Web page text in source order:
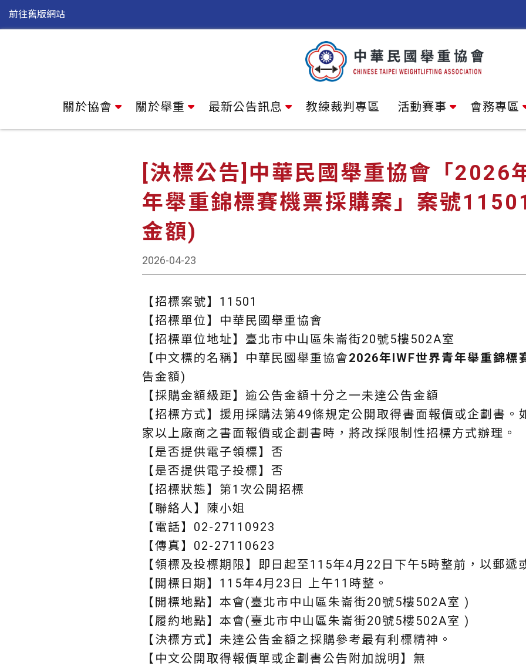
前往舊版網站
關於協會 關於舉重 最新公告訊息 教練裁判專區 活動賽事 會務專區
[決標公告]中華民國舉重協會「2026
年舉重錦標賽機票採購案」案號
金額)
2026-04-23
【招標案號】11501
【招標單位】中華民國舉重協會
【招標單位地址】臺北市中山區朱崙街20號5樓502A室
【中文標的名稱】中華民國舉重協會2026年IWF世界青年舉重錦標
告金額)
【採購金額級距】逾公告金額十分之一未達公告金額
【招標方式】援用採購法第49條規定公開取得書面報價或企劃書。
家以上廠商之書面報價或企劃書時，將改採限制性招標方式辦理。
【是否提供電子領標】否
【是否提供電子投標】否
【招標狀態】第1次公開招標
【聯絡人】陳小姐
【電話】02-27110923
【傳真】02-27110623
【領標及投標期限】即日起至115年4月22日下午5時整前，以郵遞
【開標日期】115年4月23日 上午11時整。
【開標地點】本會(臺北市中山區朱崙街20號5樓502A室 )
【履約地點】本會(臺北市中山區朱崙街20號5樓502A室 )
【決標方式】未達公告金額之採購參考最有利標精神。
【中文公開取得報價單或企劃書公告附加說明】無